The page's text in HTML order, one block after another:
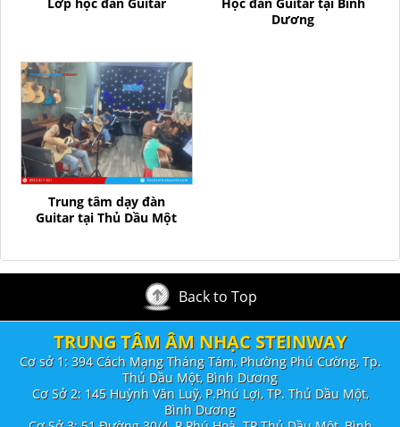
Dương
Trung tâm dạy đàn
Guitar tại Thủ Dầu Một
Back to Top
TRUNG TÂM ÂM NHẠC STEINWAY
Cơ sở 1: 394 Cách Mạng Tháng Tám, Phường Phú Cường, Tp.
Thủ Dầu Một, Bình Dương
Cơ Sở 2: 145 Huỳnh Văn Luỹ, P.Phú Lợi, TP. Thủ Dầu Một,
Bình Dương